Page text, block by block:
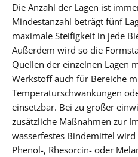
Die Anzahl der Lagen ist
Mindestanzahl beträgt fünf
maximale Steifigkeit in jede
Außerdem wird so die
Quellen der einzelnen Lagen
Werkstoff auch für Bereiche
Temperaturschwankungen
einsetzbar. Bei zu großer
zusätzliche Maßnahmen zur
wasserfestes Bindemittel
Phenol-, Rhesorcin- oder